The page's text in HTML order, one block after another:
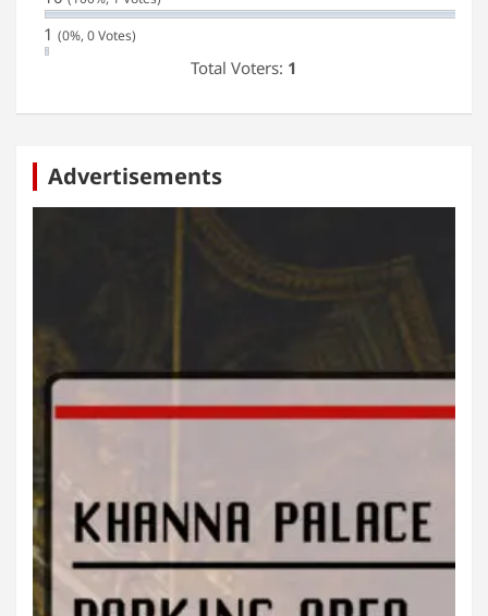
1 (0%, 0 Votes)
Total Voters: 1
Advertisements